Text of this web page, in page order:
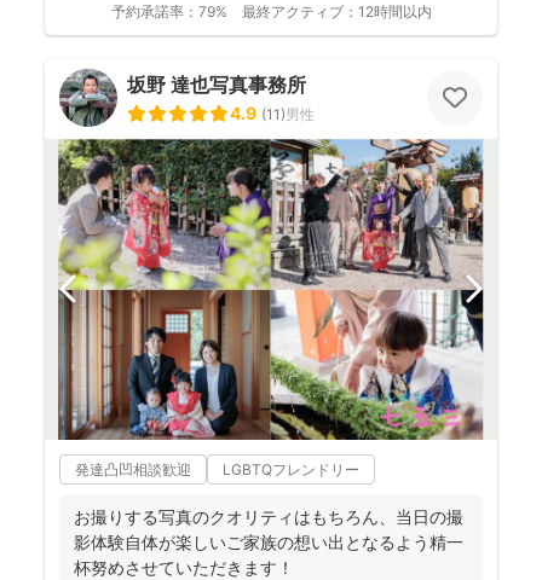
予約承諾率： 79% 最終アクティブ： 12時間以内
坂野 達也写真事務所
4.9 (11)男性
発達凸凹相談歓迎 LGBTQフレンドリー
お撮りする写真のクオリティはもちろん、当日の撮
影体験自体が楽しいご家族の想い出となるよう精一
杯努めさせていただきます！